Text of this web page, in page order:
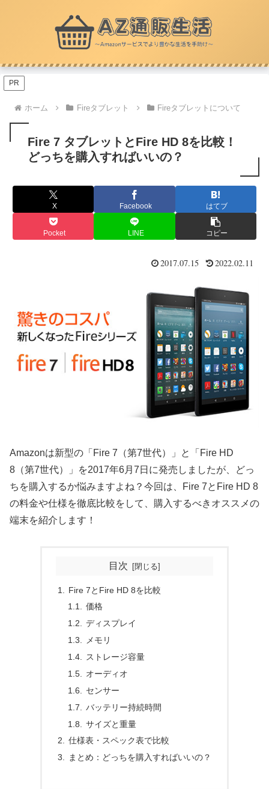
PR
ホーム Fireタブレット Fireタブレットについて
Fire 7 タブレットとFire HD 8を比較！
どっちを購入すればいいの？
X Facebook はてブ
Pocket LINE コピー
2017.07.15 2022.02.11
Amazonは新型の「Fire 7（第7世代）」と「Fire HD
8（第7世代）」を2017年6月7日に発売しましたが、どっ
ちを購入するか悩みますよね？今回は、Fire 7とFire HD 8
の料金や仕様を徹底比較をして、購入するべきオススメの
端末を紹介します！
目次
Fire 7とFire HD 8を比較
価格
ディスプレイ
メモリ
ストレージ容量
オーディオ
センサー
バッテリー持続時間
サイズと重量
仕様表・スペック表で比較
まとめ：どっちを購入すればいいの？